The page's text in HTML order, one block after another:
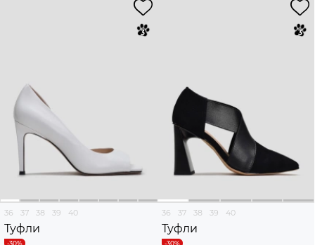
36 37 38 39 40
Туфли
36 37 38 39 40
Туфли